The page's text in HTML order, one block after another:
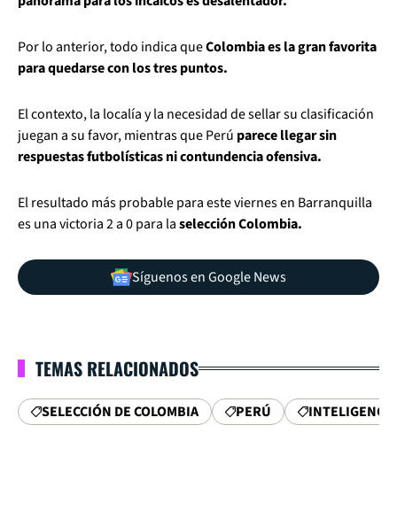
Por lo anterior, todo indica queColombia es la gran favorita
para quedarse con los tres puntos.
El contexto, la localía y la necesidad de sellar su clasificación
juegan a su favor, mientras que Perú parece llegar sin
respuestas futbolísticas ni contundencia ofensiva.
El resultado más probable para este viernes en Barranquilla
es una victoria 2 a 0 para laselección Colombia.
Síguenos en Google News
TEMAS RELACIONADOS
SELECCIÓN DE COLOMBIA PERÚ